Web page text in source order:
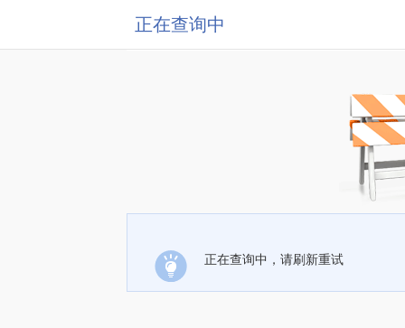
正在查询中
正在查询中，请刷新重试